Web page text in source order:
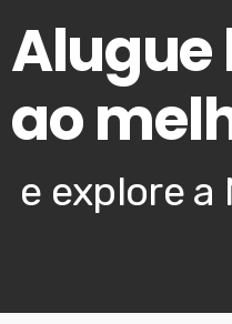
Alugue
ao
e explore a